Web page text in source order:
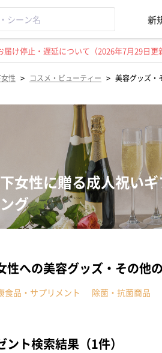
新
け停止・遅延について（2026年7月29日更
性 > コスメ・ビューティー > 美容グッズ・
女性に贈る成人祝い
グ
性への美容グッズ・その他
食品・サプリメント 除菌・抗菌商品
ント検索結果（1件）